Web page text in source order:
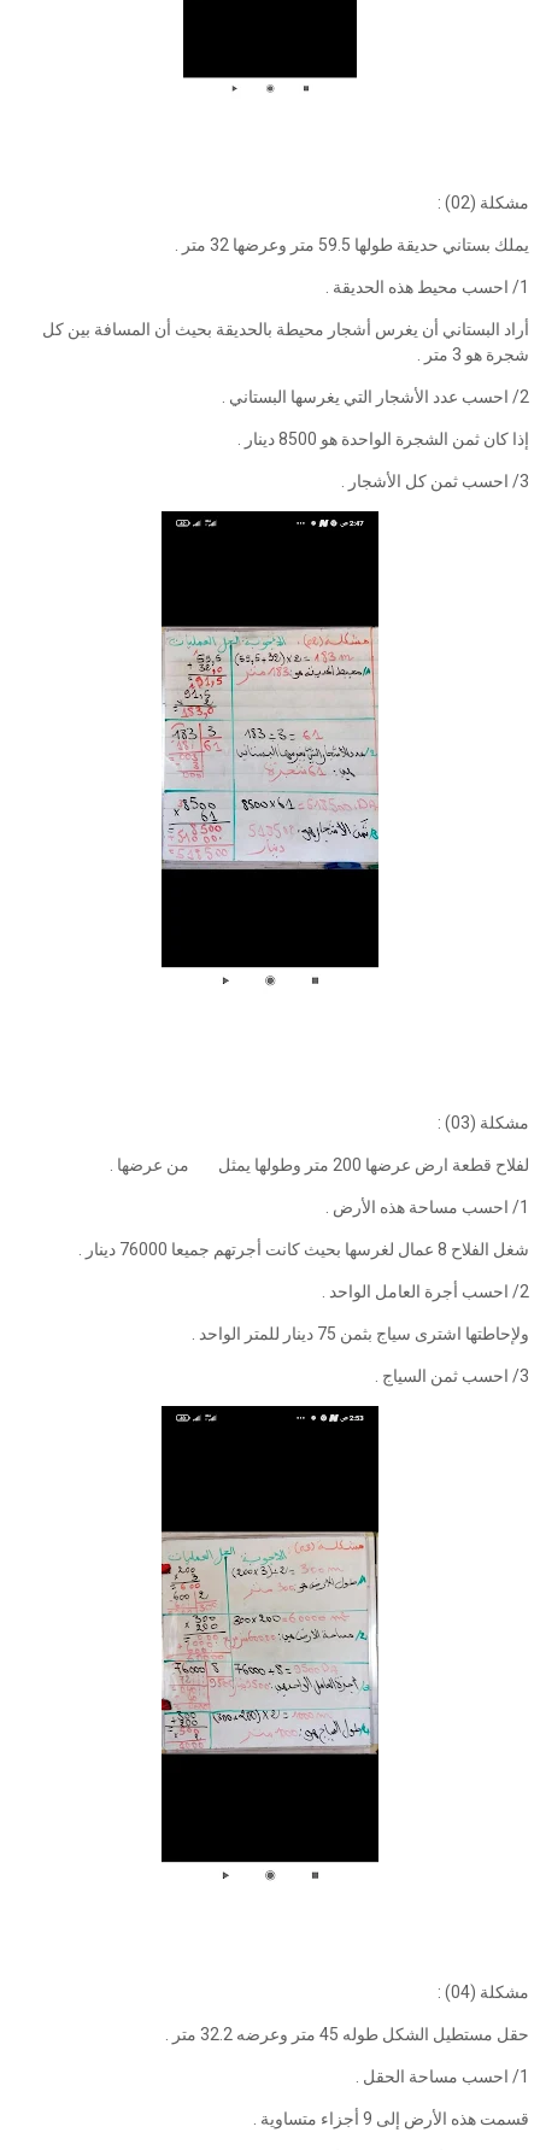
مشكلة (02) :
يملك بستاني حديقة طولها 59.5 متر وعرضها 32 متر .
1/ احسب محيط هذه الحديقة .
أراد البستاني أن يغرس أشجار محيطة بالحديقة بحيث أن المسافة بين كل
شجرة هو 3 متر .
2/ احسب عدد الأشجار التي يغرسها البستاني .
إذا كان ثمن الشجرة الواحدة هو 8500 دينار .
3/ احسب ثمن كل الأشجار .
مشكلة (03) :
لفلاح قطعة ارض عرضها 200 متر وطولها يمثل من عرضها .
1/ احسب مساحة هذه الأرض .
شغل الفلاح 8 عمال لغرسها بحيث كانت أجرتهم جميعا 76000 دينار .
2/ احسب أجرة العامل الواحد .
ولإحاطتها اشترى سياج بثمن 75 دينار للمتر الواحد .
3/ احسب ثمن السياج .
مشكلة (04) :
حقل مستطيل الشكل طوله 45 متر وعرضه 32.2 متر .
1/ احسب مساحة الحقل .
قسمت هذه الأرض إلى 9 أجزاء متساوية .